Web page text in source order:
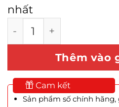
nhất
Mẫu Website Shop
Thêm vào
Cam kết
Sản phẩm số chính